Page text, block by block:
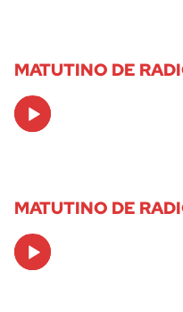
MATUTINO DE
Audio
Player
MATUTINO DE
Audio
Player